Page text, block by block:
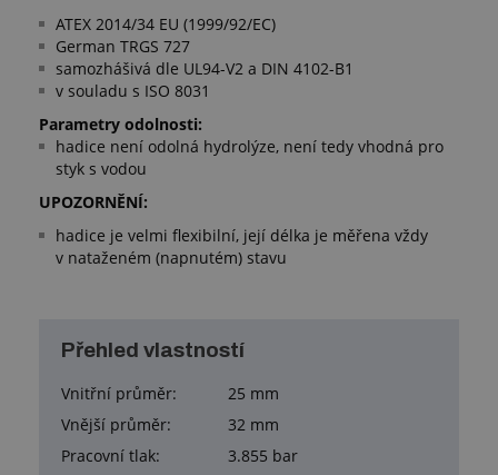
ATEX 2014/34 EU (1999/92/EC)
German TRGS 727
samozhášivá dle UL94-V2 a DIN 4102-B1
v souladu s ISO 8031
Parametry odolnosti:
hadice není odolná hydrolýze, není tedy vhodná pro
styk s vodou
UPOZORNĚNÍ:
hadice je velmi flexibilní, její délka je měřena vždy
v nataženém (napnutém) stavu
Přehled vlastností
Vnitřní průměr:
25 mm
Vnější průměr:
32 mm
Pracovní tlak:
3.855 bar